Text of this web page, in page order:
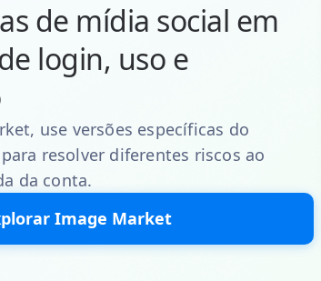
de mídia social em
login, uso e
use versões específicas do
resolver diferentes riscos ao
da conta.
Image Market